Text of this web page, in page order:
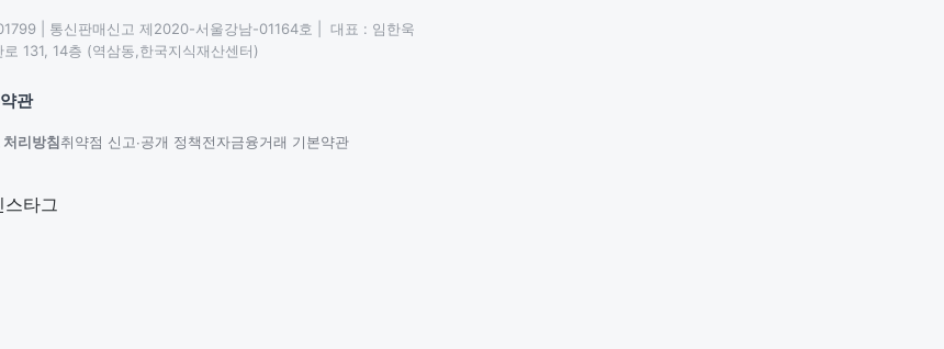
| 통신판매신고 제2020-서울강남-01164호 |  대표 : 임한욱
131, 14층 (역삼동,한국지식재산센터)
관
리방침취약점 신고∙공개 정책전자금융거래 기본약관